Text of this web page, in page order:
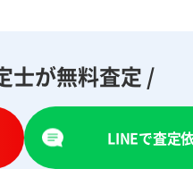
士が無料査定 /
LINEで査定